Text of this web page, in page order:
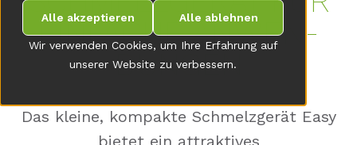
Wir verwenden Cookies, um Ihre Erfahrung auf
unserer Website zu verbessern.
Alle akzeptieren Alle ablehnen
EIN­FA­CHE AN­WEN­
DUN­GEN
Das kleine, kompakte Schmelzgerät Easy
bietet ein attraktives